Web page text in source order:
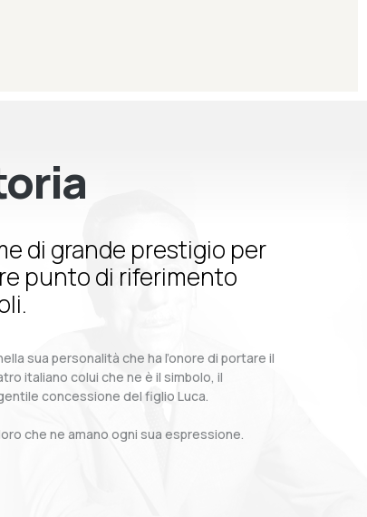
di grande prestigio per
punto di riferimento
sua personalità che ha l’onore di portare il
italiano colui che ne è il simbolo, il
concessione del figlio Luca.
che ne amano ogni sua espressione.